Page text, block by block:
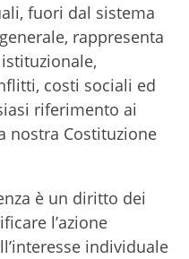
fuori dal sistema
rappresenta
costi sociali ed
riferimento ai
nostra Costituzione
è un diritto dei
l’azione
individuale